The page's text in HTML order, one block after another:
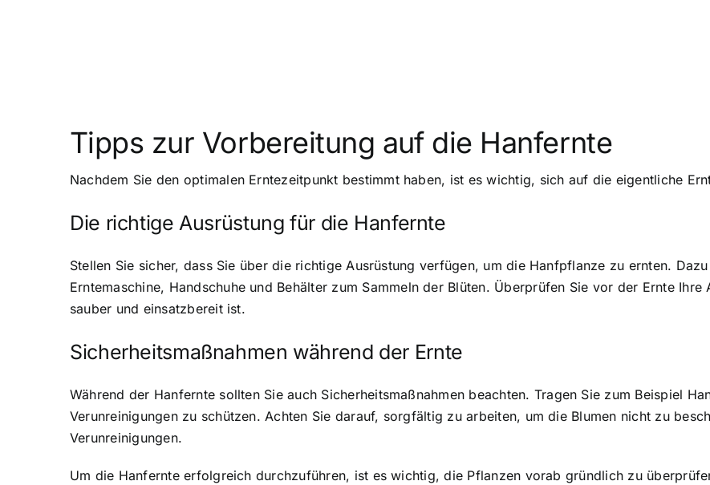
Tipps zur Vorbereitung auf die Hanfernte
Nachdem Sie den optimalen Erntezeitpunkt bestimmt haben, ist es wichtig, sich auf die eigentliche
Die richtige Ausrüstung für die Hanfernte
Stellen Sie sicher, dass Sie über die richtige Ausrüstung verfügen, um die Hanfpflanze zu ernten.
Erntemaschine, Handschuhe und Behälter zum Sammeln der Blüten. Überprüfen Sie vor der Ernte
sauber und einsatzbereit ist.
Sicherheitsmaßnahmen während der Ernte
Während der Hanfernte sollten Sie auch Sicherheitsmaßnahmen beachten. Tragen Sie zum Beispiel
Verunreinigungen zu schützen. Achten Sie darauf, sorgfältig zu arbeiten, um die Blumen nicht zu
Verunreinigungen.
Um die Hanfernte erfolgreich durchzuführen, ist es wichtig, die Pflanzen vorab gründlich zu